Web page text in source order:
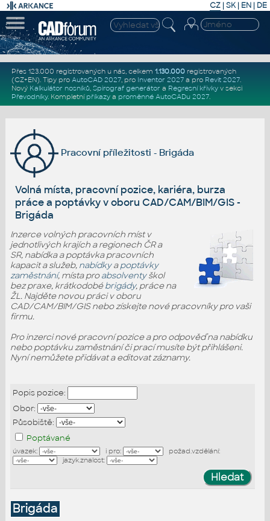
CZ | SK| EN | DE
Přes 123.000 registrovaných u nás, celkem 1.130.000registrovaných
(CZ+EN). Tipy pro AutoCAD 2027, pro Inventor 2027a pro Revit 2027.
Nový Kalkulátor nosníků, Spirograf generátor a Regresní křivkyv sekci
Převodníky. Kompletní příkazya proměnné AutoCADu 2027.
Pracovní příležitosti - Brigáda
Volná místa, pracovní pozice, kariéra, burza
práce a poptávky v oboru CAD/CAM/BIM/GIS -
Brigáda
Inzerce volných pracovních míst v
jednotlivých krajích a regionech ČR a
SR, nabídka a poptávka pracovních
kapacit a služeb, nabídkyapoptávky
zaměstnání, místa proabsolventyškol
bez praxe, krátkodobébrigády, práce na
ŽL. Najděte novou práci v oboru
CAD/CAM/BIM/GIS nebo získejte nové pracovníky pro vaši
firmu.
Pro inzerci nové pracovní pozice a pro odpověď na nabídku
nebo poptávku zaměstnání či prací musíte být přihlášeni.
Nyní nemůžete přidávat a editovat záznamy.
Popis pozice:
Obor:
Působiště:
Poptávané
úvazek: i pro:
požad.vzdělání:
jazyk.znalost:
Brigáda